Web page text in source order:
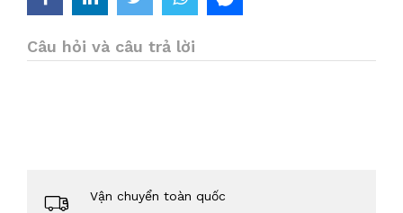
Câu hỏi và câu trả lời
Vận chuyển toàn quốc